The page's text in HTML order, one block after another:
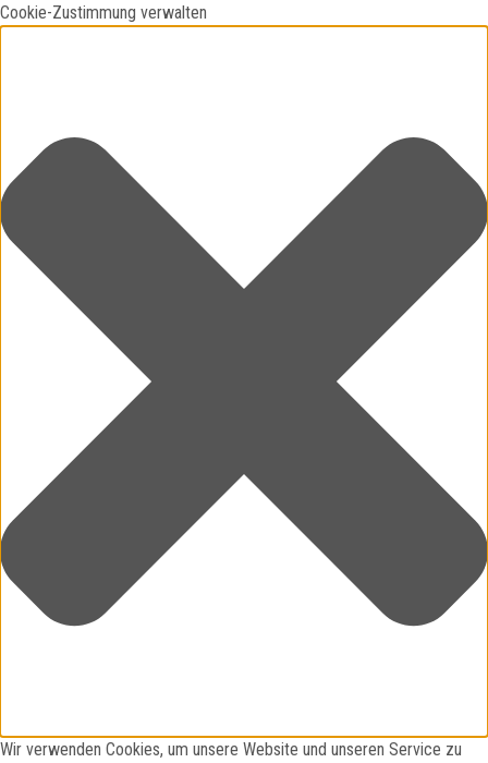
Cookie-Zustimmung verwalten
Wir verwenden Cookies, um unsere Website und unseren Service zu